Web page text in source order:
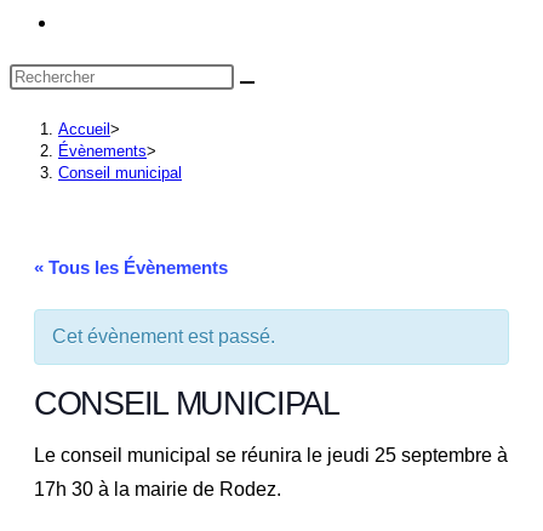
search
Accueil >
Évènements>
Conseil municipal
« Tous les Évènements
Cet évènement est passé.
CONSEIL MUNICIPAL
Le conseil municipal se réunira le jeudi 25 septembre à
17h 30 à la mairie de Rodez.